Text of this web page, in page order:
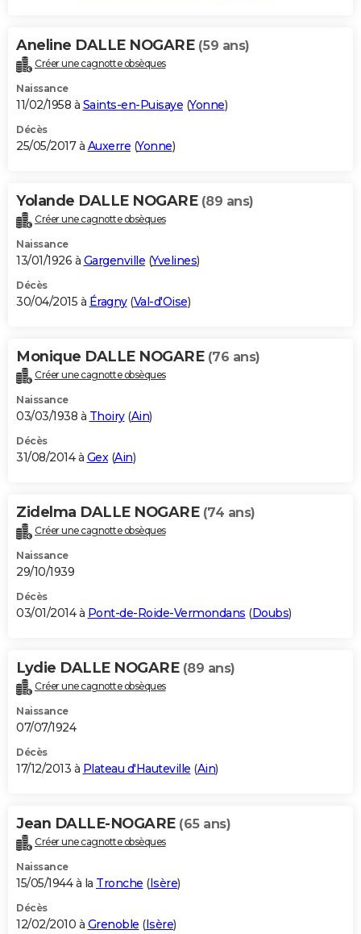
Aneline DALLE NOGARE (59 ans)
Créer une cagnotte obsèques
Naissance
11/02/1958 à Saints-en-Puisaye (Yonne)
Décès
25/05/2017 à Auxerre (Yonne)
Yolande DALLE NOGARE (89 ans)
Créer une cagnotte obsèques
Naissance
13/01/1926 à Gargenville (Yvelines)
Décès
30/04/2015 à Éragny(Val-d'Oise)
Monique DALLE NOGARE (76 ans)
Créer une cagnotte obsèques
Naissance
03/03/1938 à Thoiry(Ain)
Décès
31/08/2014 à Gex(Ain)
Zidelma DALLE NOGARE (74 ans)
Créer une cagnotte obsèques
Naissance
29/10/1939
Décès
03/01/2014 à Pont-de-Roide-Vermondans (Doubs)
Lydie DALLE NOGARE (89 ans)
Créer une cagnotte obsèques
Naissance
07/07/1924
Décès
17/12/2013 à Plateau d'Hauteville (Ain)
Jean DALLE-NOGARE (65 ans)
Créer une cagnotte obsèques
Naissance
15/05/1944 à la Tronche (Isère)
Décès
12/02/2010 à Grenoble (Isère)